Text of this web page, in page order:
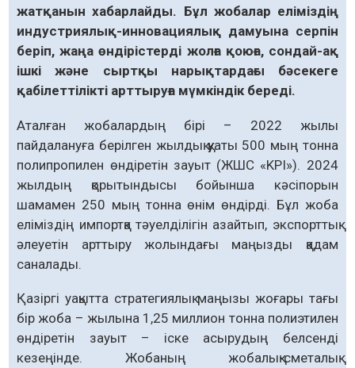
жатқанын хабарлайды. Бұл жобалар еліміздің
индустриялық-инновациялық дамуына серпін
беріп, жаңа өндірістерді жолға қоюға, сондай-ақ
ішкі және сыртқы нарықтардағы бәсекеге
қабілеттілікті арттыруға мүмкіндік береді.
Аталған жобалардың бірі – 2022 жылы
пайдалануға берілген жылдық қуаты 500 мың тонна
полипропилен өндіретін зауыт (ЖШС «KPI»). 2024
жылдың қорытындысы бойынша кәсіпорын
шамамен 250 мың тонна өнім өндірді. Бұл жоба
еліміздің импортқа тәуелділігін азайтып, экспорттық
әлеуетін арттыру жолындағы маңызды қадам
саналады.
Қазіргі уақытта стратегиялық маңызы жоғары тағы
бір жоба – жылына 1,25 миллион тонна полиэтилен
өндіретін зауыт – іске асырудың белсенді
кезеңінде. Жобаның жобалық-сметалық